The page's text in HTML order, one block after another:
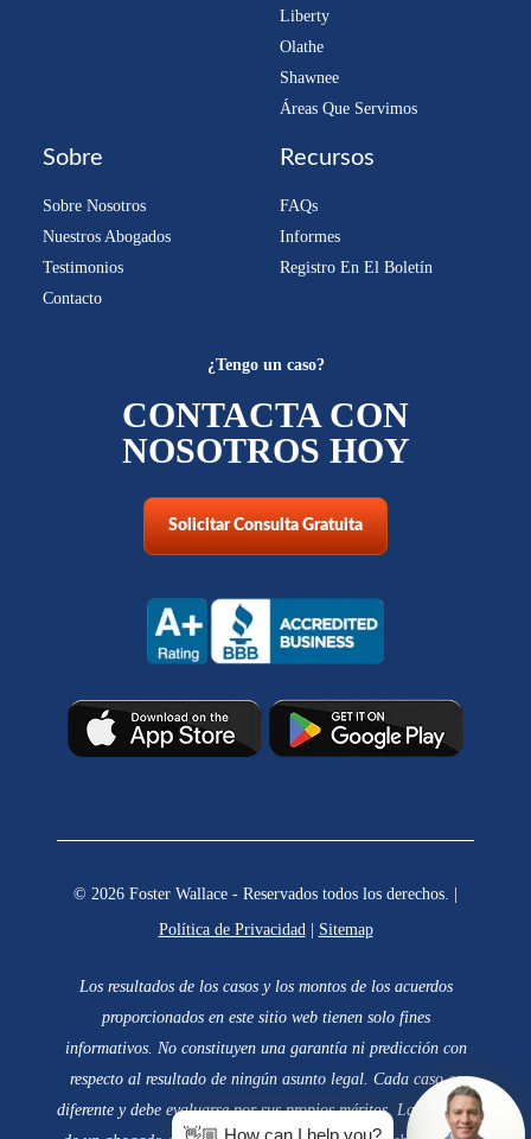
Liberty
Olathe
Shawnee
Áreas Que Servimos
Sobre
Sobre Nosotros
Nuestros Abogados
Testimonios
Contacto
Recursos
FAQs
Informes
Registro En El Boletín
¿Tengo un caso?
CONTACTA CON
NOSOTROS HOY
Solicitar Consulta Gratuita
© 2026 Foster Wallace - Reservados todos los derechos. |
Política de Privacidad | Sitemap
Los resultados de los casos y los montos de los acuerdos
proporcionados en este sitio web tienen solo fines
informativos. No constituyen una garantía ni predicción con
respecto al resultado de ningún asunto legal. Cada caso es
diferente y debe evaluarse por sus propios méritos. La elección
👋🏼 How can I help you?